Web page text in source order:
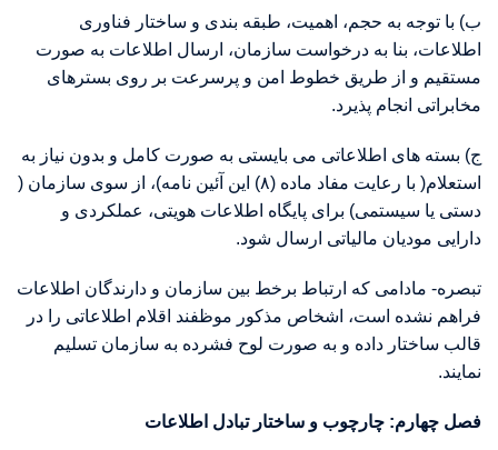
ب) با توجه به حجم، اهمیت، طبقه بندی و ساختار فناوری
اطلاعات، بنا به درخواست سازمان، ارسال اطلاعات به صورت
مستقیم و از طریق خطوط امن و پرسرعت بر روی بسترهای
مخابراتی انجام پذیرد.
ج) بسته های اطلاعاتی می بایستی به صورت کامل و بدون نیاز به
استعلام( با رعایت مفاد ماده (۸) این آئین نامه)، از سوی سازمان (
دستی یا سیستمی) برای پایگاه اطلاعات هویتی، عملکردی و
دارایی مودیان مالیاتی ارسال شود.
تبصره- مادامی که ارتباط برخط بین سازمان و دارندگان اطلاعات
فراهم نشده است، اشخاص مذکور موظفند اقلام اطلاعاتی را در
قالب ساختار داده و به صورت لوح فشرده به سازمان تسلیم
نمایند.
فصل چهارم: چارچوب و ساختار تبادل اطلاعات